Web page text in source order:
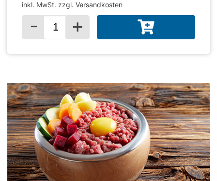
inkl. MwSt. zzgl. Versandkosten
- +